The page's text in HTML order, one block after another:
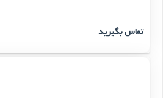
تماس بگیرید